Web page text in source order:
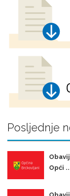
Posljednje
Opći